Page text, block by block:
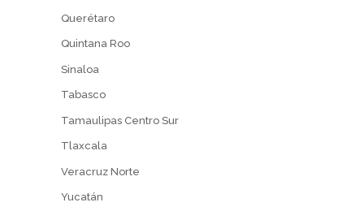
Querétaro
Quintana Roo
Sinaloa
Tabasco
Tamaulipas Centro Sur
Tlaxcala
Veracruz Norte
Yucatán